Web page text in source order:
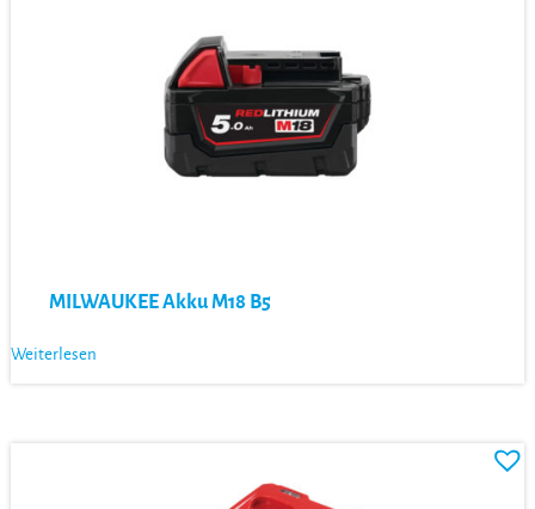
MILWAUKEE Akku M18 B5
Weiterlesen